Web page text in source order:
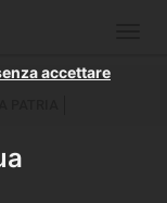
accettare